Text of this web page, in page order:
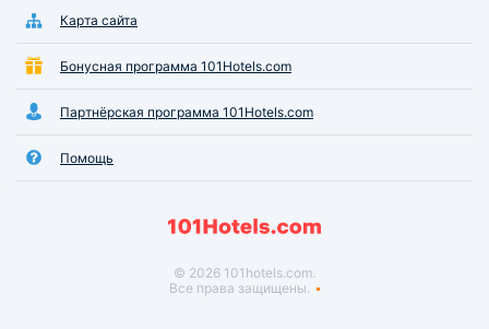
Карта сайта
Бонусная программа 101Hotels.com
Партнёрская программа 101Hotels.com
Помощь
© 2026 101hotels.com.
Все права защищены.